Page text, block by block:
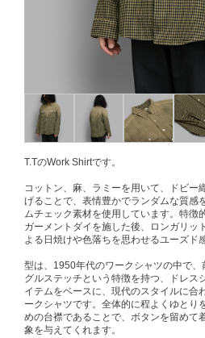
T.TのWork Shirtです。
コットン、麻、ラミーを用いて、ドビー
げることで、表情豊かでランダムな質感
ムチェック素材を使用しています。特徴
ガーメントダイを施した後、ロンガリッ
よる日焼けや色落ちを思わせるユーズド
型は、1950年代のワークシャツの中で
グルステッチという特徴を持つ、ドレス
イテムをベースに、現代のスタイルに合
ークシャツです。全体的に程よくゆとり
めの台襟であることで、ボタンを留めて
象を与えてくれます。